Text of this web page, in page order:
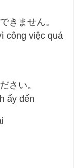
きません。
công việc quá
さい。
ấy đến